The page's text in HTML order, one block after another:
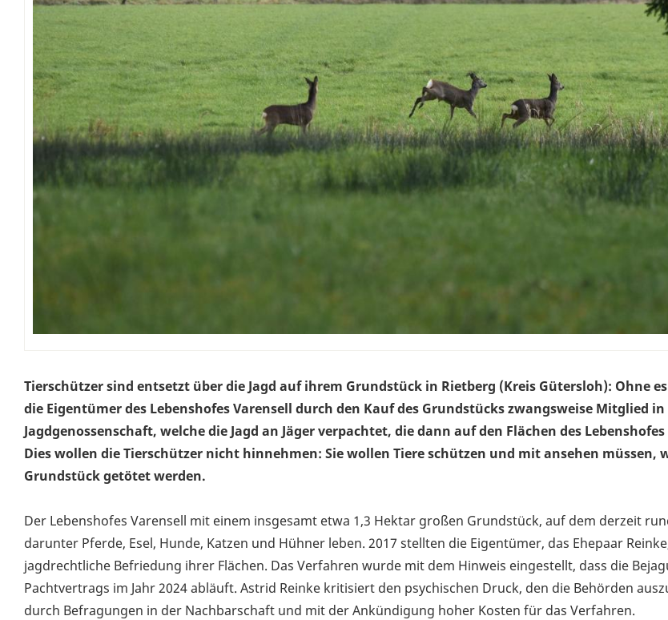
Tierschützer sind entsetzt über die Jagd auf ihrem Grundstück in Rietberg (Kreis Gütersloh): Ohne
die Eigentümer des Lebenshofes Varensell durch den Kauf des Grundstücks zwangsweise Mitglied in
Jagdgenossenschaft, welche die Jagd an Jäger verpachtet, die dann auf den Flächen des
Dies wollen die Tierschützer nicht hinnehmen: Sie wollen Tiere schützen und mit ansehen müssen,
Grundstück getötet werden.
Der Lebenshofes Varensell mit einem insgesamt etwa 1,3 Hektar großen Grundstück, auf dem derzeit
darunter Pferde, Esel, Hunde, Katzen und Hühner leben. 2017 stellten die Eigentümer, das Ehepaar
jagdrechtliche Befriedung ihrer Flächen. Das Verfahren wurde mit dem Hinweis eingestellt, dass die
Pachtvertrags im Jahr 2024 abläuft. Astrid Reinke kritisiert den psychischen Druck, den die Behörden
durch Befragungen in der Nachbarschaft und mit der Ankündigung hoher Kosten für das Verfahren.